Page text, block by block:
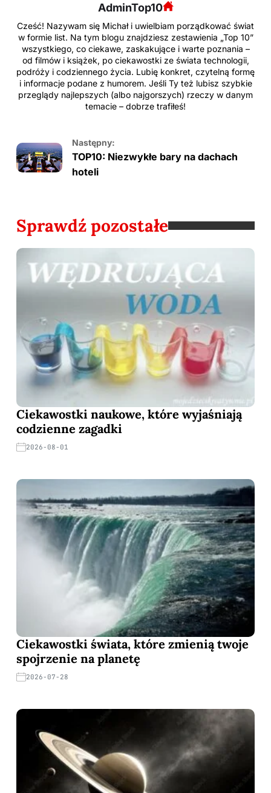
AdminTop10
Cześć! Nazywam się Michał i uwielbiam porządkować świat
w formie list. Na tym blogu znajdziesz zestawienia „Top 10”
wszystkiego, co ciekawe, zaskakujące i warte poznania –
od filmów i książek, po ciekawostki ze świata technologii,
podróży i codziennego życia. Lubię konkret, czytelną formę
i informacje podane z humorem. Jeśli Ty też lubisz szybkie
przeglądy najlepszych (albo najgorszych) rzeczy w danym
temacie – dobrze trafiłeś!
Następny:
TOP10: Niezwykłe bary na dachach
hoteli
Sprawdź pozostałe
Ciekawostki naukowe, które wyjaśniają
codzienne zagadki
2026-08-01
Ciekawostki świata, które zmienią twoje
spojrzenie na planetę
2026-07-28